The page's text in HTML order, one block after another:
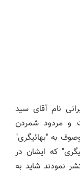
نام آقای سید
و مردود شمردن
به "بهائیگری"
که ایشان در
نمودند شاید به